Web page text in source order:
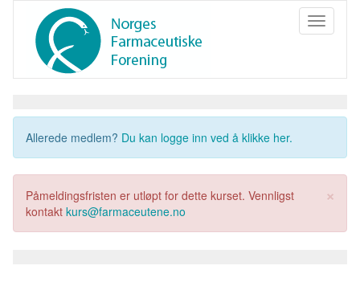
Toggle
Allerede medlem? Du kan logge inn ved å klikke her.
×
Påmeldingsfristen er utløpt for dette kurset. Vennligst
kontakt kurs@farmaceutene.no